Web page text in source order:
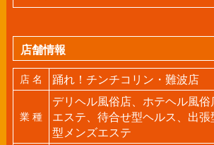
店舗情報
店 名 踊れ！チンチコリン・難波店
業 種
デリヘル風俗店、ホテヘル風
エステ、待合せ型ヘルス、出
型メンズエステ